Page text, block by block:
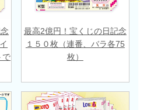
で
最高2億円！宝くじの日記念
１５０枚（連番、バラ各75
枚）